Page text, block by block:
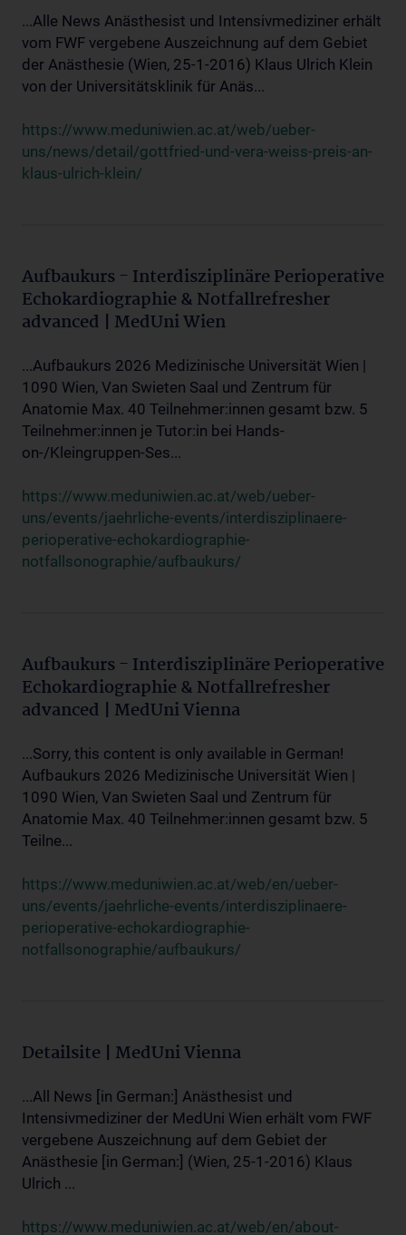
...Alle News Anästhesist und Intensivmediziner erhält
vom FWF vergebene Auszeichnung auf dem Gebiet
der Anästhesie (Wien, 25-1-2016) Klaus Ulrich Klein
von der Universitätsklinik für Anäs...
https://www.meduniwien.ac.at/web/ueber-
uns/news/detail/gottfried-und-vera-weiss-preis-an-
klaus-ulrich-klein/
Aufbaukurs - Interdisziplinäre Perioperative
Echokardiographie & Notfallrefresher
advanced | MedUni Wien
...Aufbaukurs 2026 Medizinische Universität Wien |
1090 Wien, Van Swieten Saal und Zentrum für
Anatomie Max. 40 Teilnehmer:innen gesamt bzw. 5
Teilnehmer:innen je Tutor:in bei Hands-
on-/Kleingruppen-Ses...
https://www.meduniwien.ac.at/web/ueber-
uns/events/jaehrliche-events/interdisziplinaere-
perioperative-echokardiographie-
notfallsonographie/aufbaukurs/
Aufbaukurs - Interdisziplinäre Perioperative
Echokardiographie & Notfallrefresher
advanced | MedUni Vienna
...Sorry, this content is only available in German!
Aufbaukurs 2026 Medizinische Universität Wien |
1090 Wien, Van Swieten Saal und Zentrum für
Anatomie Max. 40 Teilnehmer:innen gesamt bzw. 5
Teilne...
https://www.meduniwien.ac.at/web/en/ueber-
uns/events/jaehrliche-events/interdisziplinaere-
perioperative-echokardiographie-
notfallsonographie/aufbaukurs/
Detailsite | MedUni Vienna
...All News [in German:] Anästhesist und
Intensivmediziner der MedUni Wien erhält vom FWF
vergebene Auszeichnung auf dem Gebiet der
Anästhesie [in German:] (Wien, 25-1-2016) Klaus
Ulrich ...
https://www.meduniwien.ac.at/web/en/about-